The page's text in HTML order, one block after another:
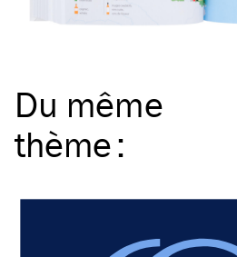
Du même
thème: